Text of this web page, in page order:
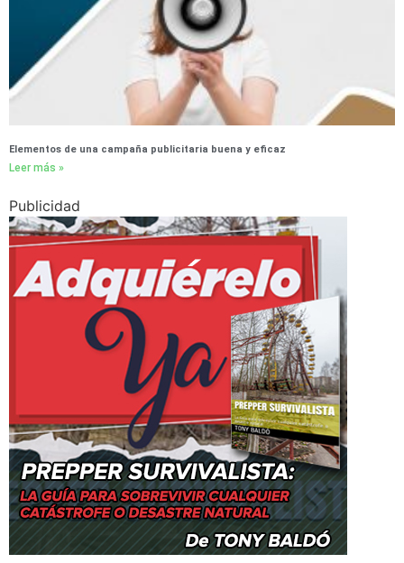
Elementos de una campaña publicitaria buena y eficaz
Leer más »
Publicidad